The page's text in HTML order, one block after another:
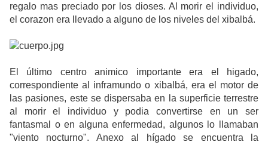
regalo mas preciado por los dioses. Al morir el individuo,
el corazon era llevado a alguno de los niveles del xibalbá.
El último centro animico importante era el higado,
correspondiente al inframundo o xibalbá, era el motor de
las pasiones, este se dispersaba en la superficie terrestre
al morir el individuo y podia convertirse en un ser
fantasmal o en alguna enfermedad, algunos lo llamaban
"viento nocturno". Anexo al hígado se encuentra la